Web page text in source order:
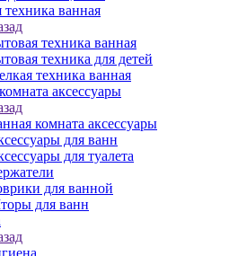
техника ванная
техника ванная
техника для детей
техника ванная
аксессуары
комната аксессуары
для ванн
для туалета
для ванной
для ванн